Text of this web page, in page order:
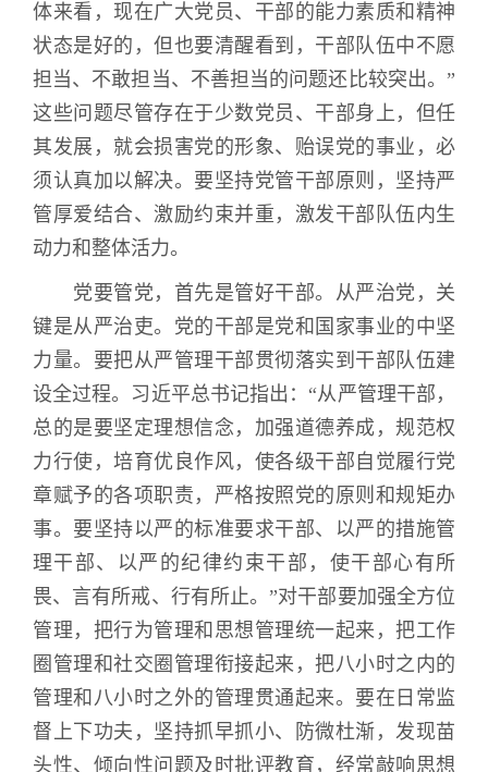
体来看，现在广大党员、干部的能力素质和精神
状态是好的，但也要清醒看到，干部队伍中不愿
担当、不敢担当、不善担当的问题还比较突出。”
这些问题尽管存在于少数党员、干部身上，但任
其发展，就会损害党的形象、贻误党的事业，必
须认真加以解决。要坚持党管干部原则，坚持严
管厚爱结合、激励约束并重，激发干部队伍内生
动力和整体活力。
党要管党，首先是管好干部。从严治党，关
键是从严治吏。党的干部是党和国家事业的中坚
力量。要把从严管理干部贯彻落实到干部队伍建
设全过程。习近平总书记指出：“从严管理干部，
总的是要坚定理想信念，加强道德养成，规范权
力行使，培育优良作风，使各级干部自觉履行党
章赋予的各项职责，严格按照党的原则和规矩办
事。要坚持以严的标准要求干部、以严的措施管
理干部、以严的纪律约束干部，使干部心有所
畏、言有所戒、行有所止。”对干部要加强全方位
管理，把行为管理和思想管理统一起来，把工作
圈管理和社交圈管理衔接起来，把八小时之内的
管理和八小时之外的管理贯通起来。要在日常监
督上下功夫，坚持抓早抓小、防微杜渐，发现苗
头性、倾向性问题及时批评教育，经常敲响思想